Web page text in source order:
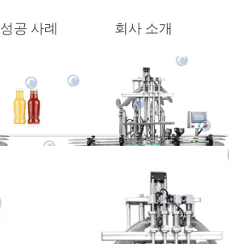
성공 사례 회사 소개